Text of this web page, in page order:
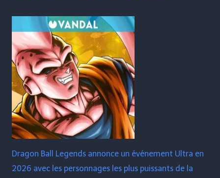
Dragon Ball Legends annonce un événement Ultra en
2026 avec les personnages les plus puissants de la